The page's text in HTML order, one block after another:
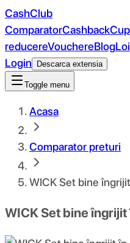
CashClub
ComparatorCashback
reducereVouchereBlog
Login
Descarca extensia
Toggle menu
Acasa
Comparator preturi
WICK Set bine
WICK Set bine